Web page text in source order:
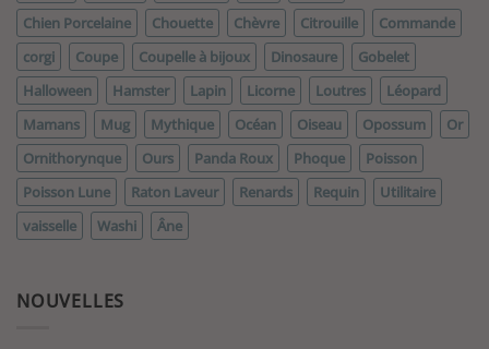
Chien Porcelaine
Chouette Chèvre Citrouille
Commande
corgi
Coupe Coupelle à bijoux Dinosaure
Gobelet
Halloween
Hamster Lapin Licorne Loutres
Léopard
Mamans
Mug Mythique Océan Oiseau Opossum
Or
Ornithorynque
Ours Panda Roux Phoque
Poisson
Poisson Lune
Raton Laveur Renards Requin
Utilitaire
vaisselle
Washi Âne
NOUVELLES